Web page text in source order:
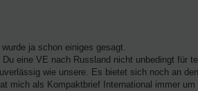
ja schon einiges gesagt.
eine VE nach Russland nicht unbedingt für
wie unsere. Es bietet sich noch an
mich als Kompaktbrief International immer